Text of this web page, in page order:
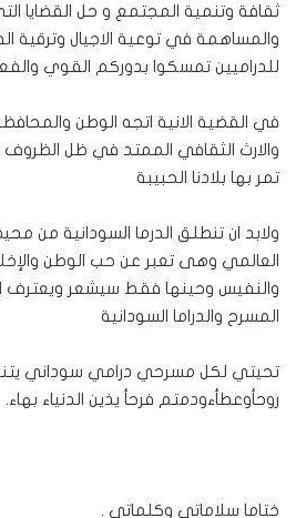
ثقافة وتنمية المجتمع و حل القضايا
والمساهمة في توعية الاجيال وترقية
للدراميين تمسكوا بدوركم القوي
في القضية الانية اتجه الوطن
والارث الثقافي الممتد في ظل الظروف
تمر بها بلادنا الحبيبة
ولابد ان تنطلق الدرما السودانية من
العالمي وهى تعبر عن حب الوطن
والنفيس وحينها فقط سيشعر ويعترف
المسرح والدراما السودانية
تحيتي لكل مسرحي درامي سوداني
روحأوعطأءودمتم فرحأ يذين الدنياء بهاء.
ختاما سلاماتي وكلماتي .